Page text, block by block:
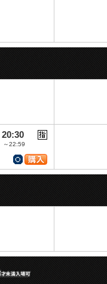
20:30
～22:59